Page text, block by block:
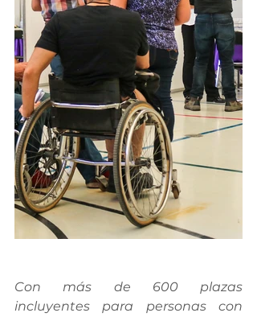
Con más de 600 plazas
incluyentes para personas con